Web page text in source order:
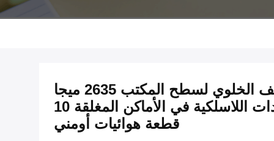
جهاز تشويش إشارة الهاتف الخلوي لسطح المكتب 2635 ميجا
هرتز جهاز تشويش الترددات اللاسلكية في الأماكن المغلقة 10
قطعة هوائيات أومني